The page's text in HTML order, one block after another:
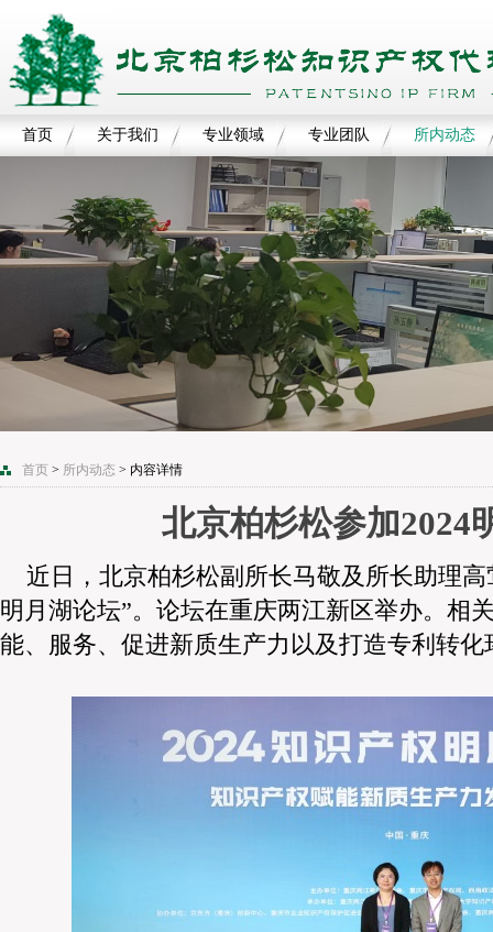
首页 关于我们 专业领域 专业团队 所内动态
首页 > 所内动态 > 内容详情
北京柏杉松参加2024
近日，北京柏杉松副所长马敬及所长助理
明月湖论坛”。论坛在重庆两江新区举办。相
能、服务、促进新质生产力以及打造专利转